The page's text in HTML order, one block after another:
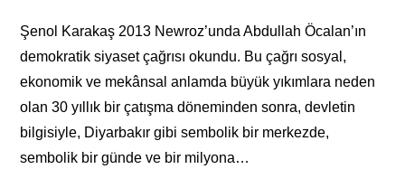
Şenol Karakaş 2013 Newroz’unda Abdullah Öcalan’ın
demokratik siyaset çağrısı okundu. Bu çağrı sosyal,
ekonomik ve mekânsal anlamda büyük yıkımlara neden
olan 30 yıllık bir çatışma döneminden sonra, devletin
bilgisiyle, Diyarbakır gibi sembolik bir merkezde,
sembolik bir günde ve bir milyona…